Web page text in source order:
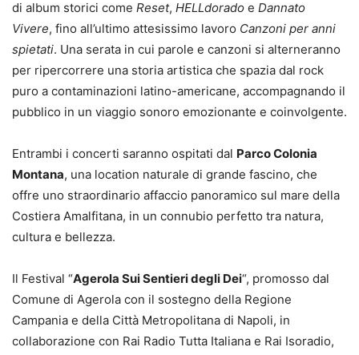
di album storici come Reset, HELLdorado e Dannato
Vivere, fino all’ultimo attesissimo lavoro Canzoni per anni
spietati. Una serata in cui parole e canzoni si alterneranno
per ripercorrere una storia artistica che spazia dal rock
puro a contaminazioni latino-americane, accompagnando il
pubblico in un viaggio sonoro emozionante e coinvolgente.
Entrambi i concerti saranno ospitati dal Parco Colonia
Montana, una location naturale di grande fascino, che
offre uno straordinario affaccio panoramico sul mare della
Costiera Amalfitana, in un connubio perfetto tra natura,
cultura e bellezza.
Il Festival “Agerola Sui Sentieri degli Dei“, promosso dal
Comune di Agerola con il sostegno della Regione
Campania e della Città Metropolitana di Napoli, in
collaborazione con Rai Radio Tutta Italiana e Rai Isoradio,